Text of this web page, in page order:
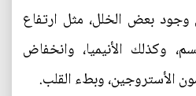
وجود بعض الخلل، مثل ارتفاع
وكذلك الأنيميا، وانخفاض
الأستروجين، وبطء القلب.